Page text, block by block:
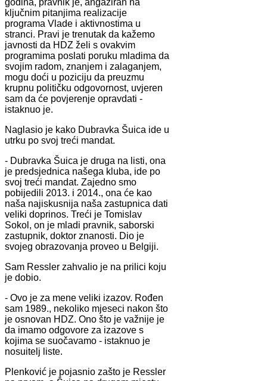
ključnim pitanjima realizacije
programa Vlade i aktivnostima u
stranci. Pravi je trenutak da kažemo
javnosti da HDZ želi s ovakvim
programima poslati poruku mladima da
svojim radom, znanjem i zalaganjem,
mogu doći u poziciju da preuzmu
krupnu političku odgovornost, uvjeren
sam da će povjerenje opravdati -
istaknuo je.
Naglasio je kako Dubravka Šuica ide u
utrku po svoj treći mandat.
- Dubravka Šuica je druga na listi, ona
je predsjednica našega kluba, ide po
svoj treći mandat. Zajedno smo
pobijedili 2013. i 2014., ona će kao
naša najiskusnija naša zastupnica dati
veliki doprinos. Treći je Tomislav
Sokol, on je mladi pravnik, saborski
zastupnik, doktor znanosti. Dio je
svojeg obrazovanja proveo u Belgiji.
Sam Ressler zahvalio je na prilici koju
je dobio.
- Ovo je za mene veliki izazov. Rođen
sam 1989., nekoliko mjeseci nakon što
je osnovan HDZ. Ono što je važnije je
da imamo odgovore za izazove s
kojima se suočavamo - istaknuo je
nosuitelj liste.
Plenković je pojasnio zašto je Ressler